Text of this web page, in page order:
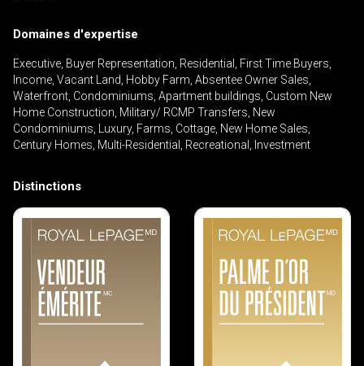
Domaines d'expertise
Executive, Buyer Representation, Residential, First Time Buyers,
Income, Vacant Land, Hobby Farm, Absentee Owner Sales,
Waterfront, Condominiums, Apartment buildings, Custom New
Home Construction, Military/ RCMP Transfers, New
Condominiums, Luxury, Farms, Cottage, New Home Sales,
Century Homes, Multi-Residential, Recreational, Investment
Distinctions